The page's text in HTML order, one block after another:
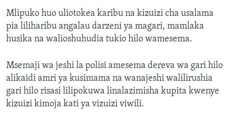
Mlipuko huo uliotokea karibu na kizuizi cha usalama
pia liliharibu angalau darzeni ya magari, mamlaka
husika na walioshuhudia tukio hilo wamesema.
Msemaji wa jeshi la polisi amesema dereva wa gari hilo
alikaidi amri ya kusimama na wanajeshi walilirushia
gari hilo risasi lilipokuwa linalazimisha kupita kwenye
kizuizi kimoja kati ya vizuizi viwili.